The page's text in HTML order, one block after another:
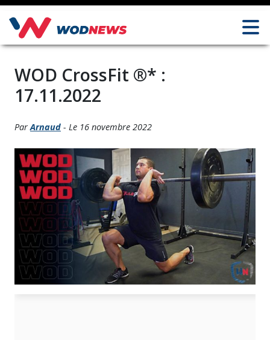
WOD CrossFit ®* :
17.11.2022
ParArnaud - Le 16 novembre 2022